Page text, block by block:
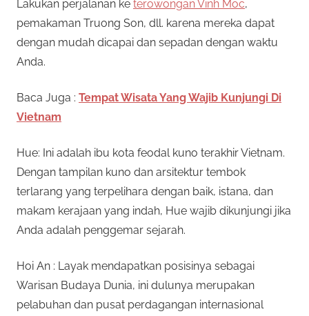
Lakukan perjalanan ke terowongan Vinh Moc,
pemakaman Truong Son, dll. karena mereka dapat
dengan mudah dicapai dan sepadan dengan waktu
Anda.
Baca Juga : Tempat Wisata Yang Wajib Kunjungi Di
Vietnam
Hue: Ini adalah ibu kota feodal kuno terakhir Vietnam.
Dengan tampilan kuno dan arsitektur tembok
terlarang yang terpelihara dengan baik, istana, dan
makam kerajaan yang indah, Hue wajib dikunjungi jika
Anda adalah penggemar sejarah.
Hoi An : Layak mendapatkan posisinya sebagai
Warisan Budaya Dunia, ini dulunya merupakan
pelabuhan dan pusat perdagangan internasional